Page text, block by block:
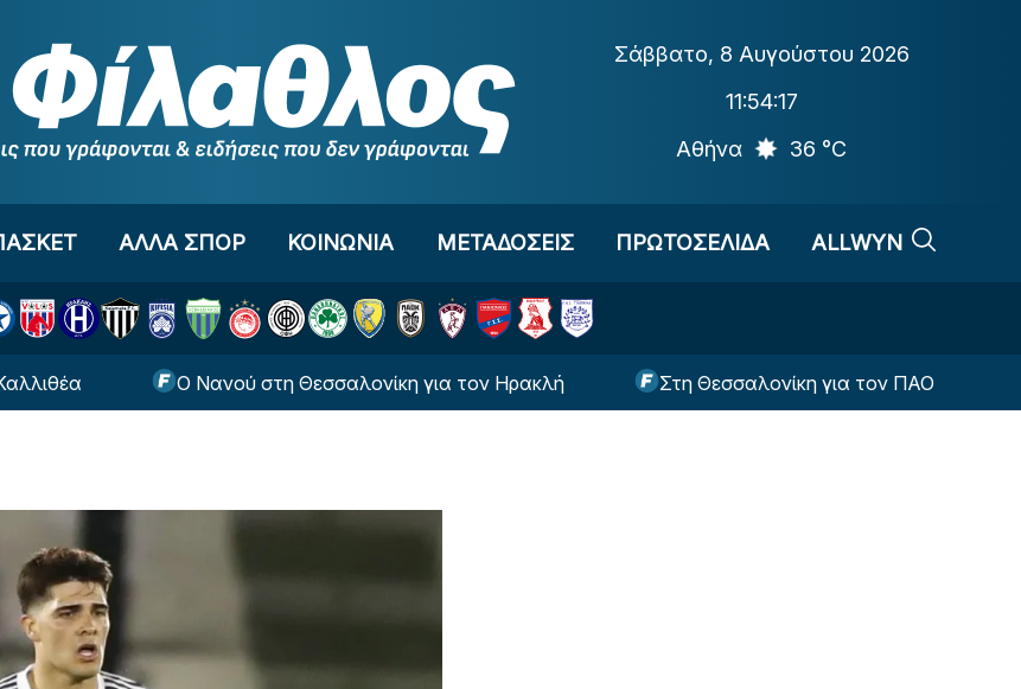
Σάββατο, 8 Αυγούστου 2026
11:54:18
Αθήνα
36 °C
ΑΛΛΑ ΣΠΟΡ ΚΟΙΝΩΝΙΑ ΜΕΤΑΔΟΣΕΙΣ ΠΡΩΤΟΣΕΛΙΔΑ ALLWYN
Ο Νανού στη Θεσσαλονίκη για τον Ηρακλή Στη Θεσσαλονίκη για τον ΠΑΟΚ ο Τρινκιέρι